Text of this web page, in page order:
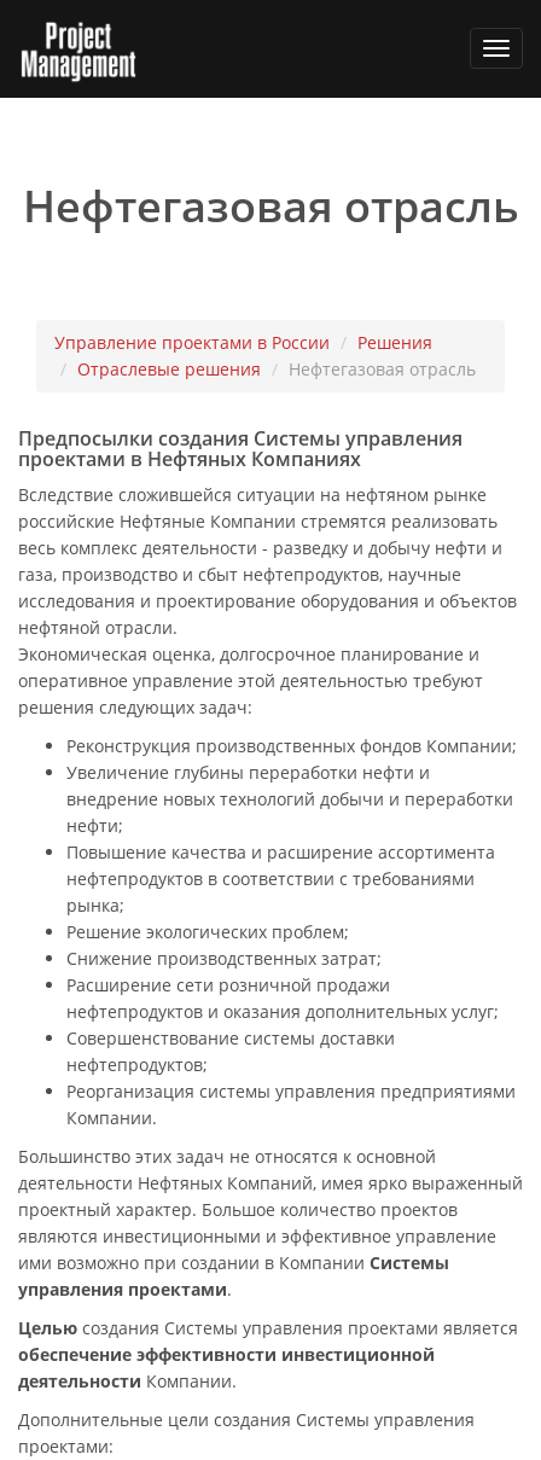
Нефтегазовая отрасль
Управление проектами в России
Решения
Отраслевые решения
Нефтегазовая отрасль
Предпосылки создания Системы управления
проектами в Нефтяных Компаниях
Вследствие сложившейся ситуации на нефтяном рынке
российские Нефтяные Компании стремятся реализовать
весь комплекс деятельности - разведку и добычу нефти и
газа, производство и сбыт нефтепродуктов, научные
исследования и проектирование оборудования и объектов
нефтяной отрасли.
Экономическая оценка, долгосрочное планирование и
оперативное управление этой деятельностью требуют
решения следующих задач:
Реконструкция производственных фондов Компании;
Увеличение глубины переработки нефти и
внедрение новых технологий добычи и переработки
нефти;
Повышение качества и расширение ассортимента
нефтепродуктов в соответствии с требованиями
рынка;
Решение экологических проблем;
Снижение производственных затрат;
Расширение сети розничной продажи
нефтепродуктов и оказания дополнительных услуг;
Совершенствование системы доставки
нефтепродуктов;
Реорганизация системы управления предприятиями
Компании.
Большинство этих задач не относятся к основной
деятельности Нефтяных Компаний, имея ярко выраженный
проектный характер. Большое количество проектов
являются инвестиционными и эффективное управление
ими возможно при создании в Компании Системы
управления проектами.
Целью создания Системы управления проектами является
обеспечение эффективности инвестиционной
деятельности Компании.
Дополнительные цели создания Системы управления
проектами: